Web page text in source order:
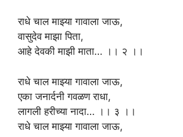
राधे चाल माझ्या गावाला जाऊ,
वासुदेव माझा पिता,
आहे देवकी माझी माता… ।। २ ।।
राधे चाल माझ्या गावाला जाऊ,
एका जनार्दनी गवळण राधा,
लागली हरीच्या नादा… ।। ३ ।।
राधे चाल माझ्या गावाला जाऊ,